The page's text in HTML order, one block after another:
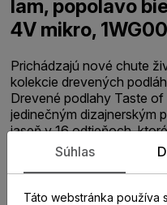
lam, popolavo
4V mikro,
Prichádzajú nové chute
kolekcie drevených
Drevené podlahy Taste
jedinečným dizajnerským
jaseň v 16 odtieňoch,
farby. Kolekcia
rok aktualizovaná o nové
Vďaka špeciálnej krížovej
proti vplyvom počasia a
Súhlas
Táto webstránka používa